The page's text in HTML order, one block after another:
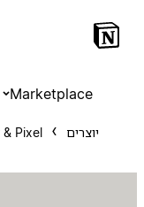
Marketplace
Paper & Pixel